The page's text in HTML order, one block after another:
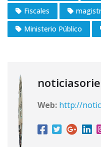
Fiscales
Ministerio Público
Web: http://